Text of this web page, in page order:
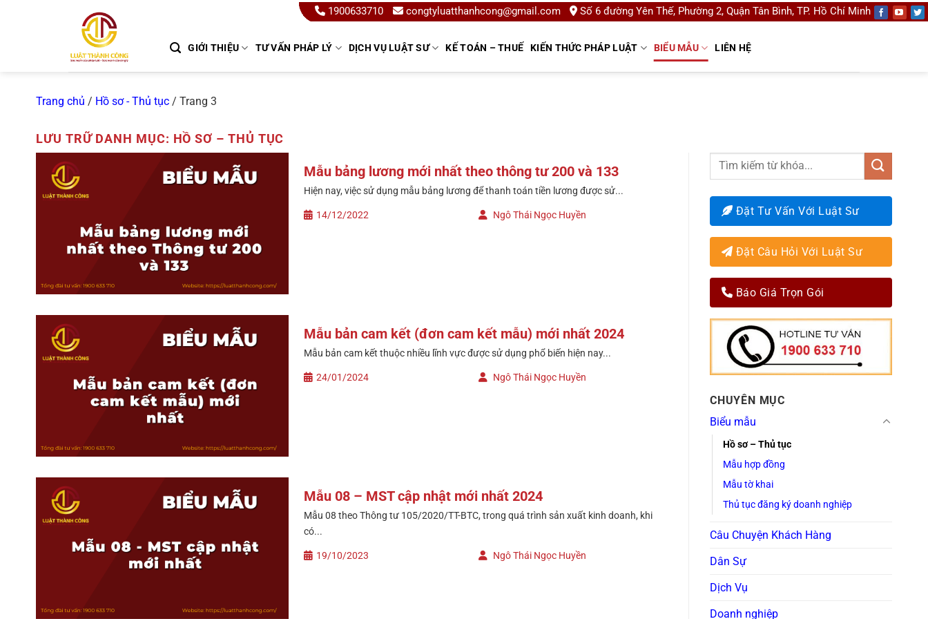
1900633710 congtyluatthanhcong@gmail.com Số 6 đường Yên Thế, Phường 2, Quận Tân Bình, TP. Hồ Chí Minh
GIỚI THIỆU TƯ VẤN PHÁP LÝ DỊCH VỤ LUẬT SƯ KẾ TOÁN – THUẾ KIẾN THỨC PHÁP LUẬT BIỂU MẪU LIÊN HỆ
Trang chủ / Hồ sơ - Thủ tục / Trang 3
LƯU TRỮ DANH MỤC: HỒ SƠ – THỦ TỤC
Mẫu bảng lương mới nhất theo thông tư 200 và 133
Hiện nay, việc sử dụng mẫu bảng lương để thanh toán tiền lương được sử...
14/12/2022 Ngô Thái Ngọc Huyền
Mẫu bản cam kết (đơn cam kết mẫu) mới nhất 2024
Mẫu bản cam kết thuộc nhiều lĩnh vực được sử dụng phổ biến hiện nay...
24/01/2024 Ngô Thái Ngọc Huyền
Mẫu 08 – MST cập nhật mới nhất 2024
Mẫu 08 theo Thông tư 105/2020/TT-BTC, trong quá trình sản xuất kinh doanh, khi
có...
19/10/2023 Ngô Thái Ngọc Huyền
Đặt Tư Vấn Với Luật Sư
Đặt Câu Hỏi Với Luật Sư
Báo Giá Trọn Gói
CHUYÊN MỤC
Biểu mẫu
Hồ sơ – Thủ tục
Mẫu hợp đồng
Mẫu tờ khai
Thủ tục đăng ký doanh nghiệp
Câu Chuyện Khách Hàng
Dân Sự
Dịch Vụ
Doanh nghiệp